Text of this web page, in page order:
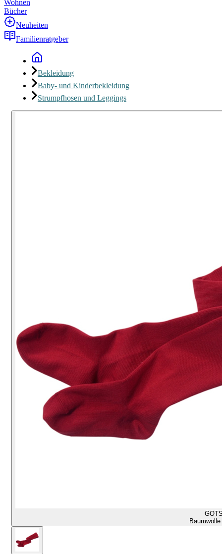
Wohnen
Bücher
Neuheiten
Familienratgeber
Bekleidung
Baby- und Kinderbekleidung
Strumpfhosen und Leggings